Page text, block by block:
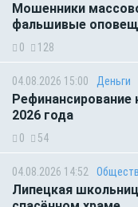
Мошенники
фальшивые
0 128
04.08.2026 15:00 Деньги
Рефинансирование
2026 года
0 54
04.08.2026 14:52
Липецкая